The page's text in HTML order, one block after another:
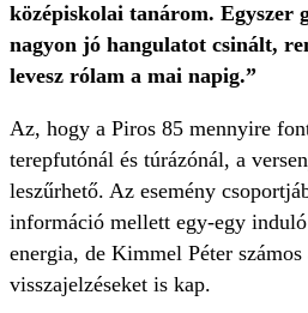
középiskolai tanárom. Egyszer
nagyon jó hangulatot csinált,
levesz rólam a mai napig.”
Az, hogy a Piros 85 mennyire
terepfutónál és túrázónál, a
leszűrhető. Az esemény
információ mellett egy-egy induló
energia, de Kimmel Péter
visszajelzéseket is kap.